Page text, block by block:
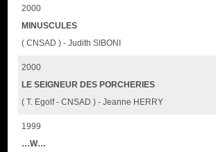
2000
MINUSCULES
( CNSAD ) - Judith SIBONI
2000
LE SEIGNEUR DES PORCHERIES
( T. Egolf - CNSAD ) - Jeanne HERRY
1999
…W…